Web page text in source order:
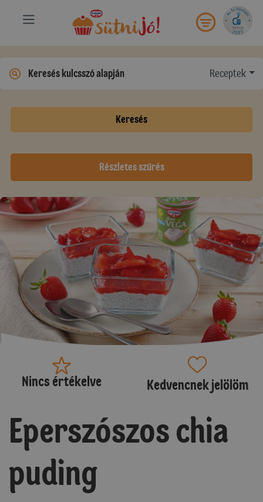
Receptek
Keresés
Részletes szűrés
Nincs értékelve Kedvencnek jelölöm
Eperszószos chia
puding